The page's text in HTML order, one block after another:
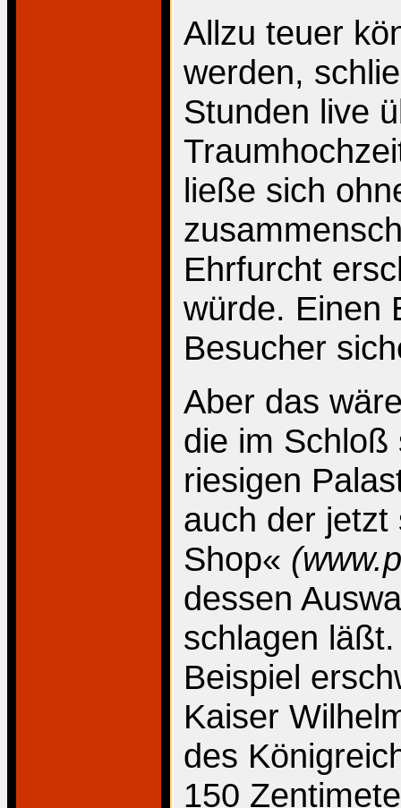
Allzu teuer
werden,
Stunden live
ließe sich
Ehrfurcht
würde. Einen
Besucher
Aber das
die im Schloß
riesigen
auch der jetzt
Shop«
dessen
schlagen
Beispiel
Kaiser
des
150